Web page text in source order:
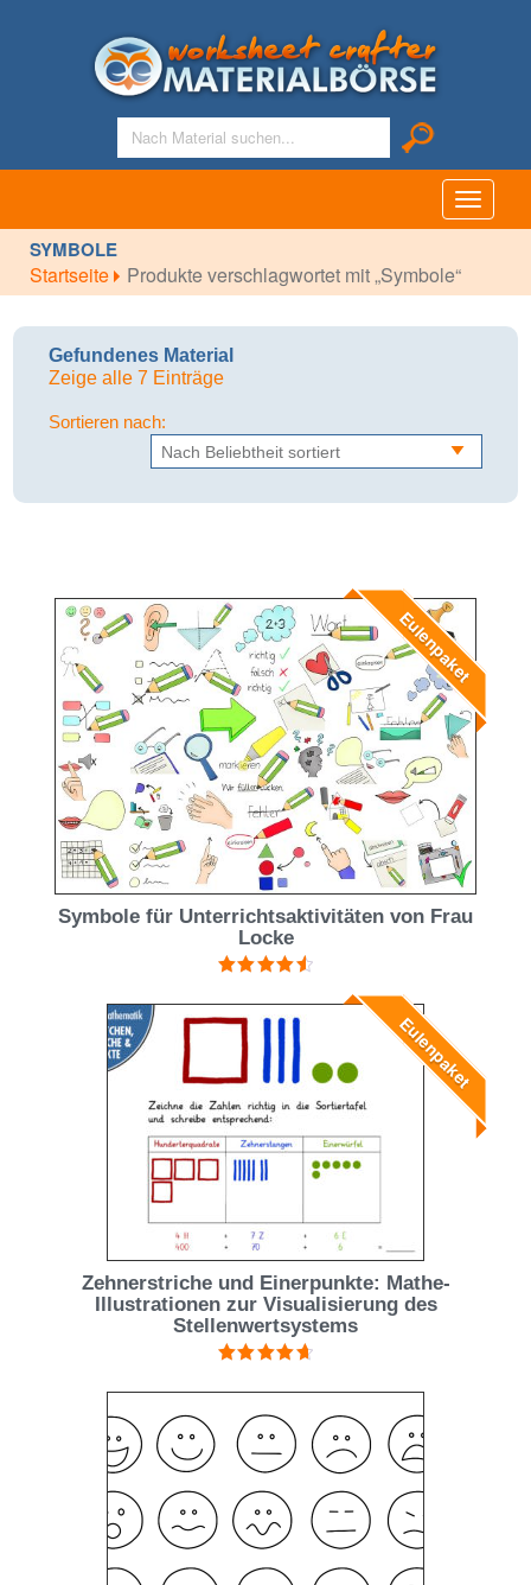
Toggle
SYMBOLE
Startseite Produkte verschlagwortet mit „Symbole“
Gefundenes Material
Zeige alle 7 Einträge
Sortieren nach:
Eulenpaket
Symbole für Unterrichtsaktivitäten von Frau
Locke
mit4.60
von 5
Eulenpaket
Zehnerstriche und Einerpunkte: Mathe-
Illustrationen zur Visualisierung des
Stellenwertsystems
mit4.75